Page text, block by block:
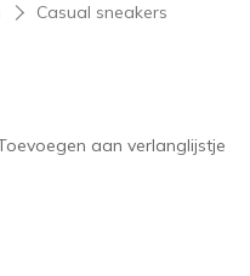
Casual sneakers
aan verlanglijstje